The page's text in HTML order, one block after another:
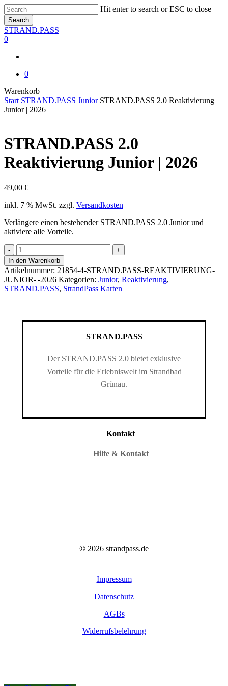
Skip
to
main
content
Hit enter to search or ESC to close
Search
Close
Search
STRAND.PASS
0
0
WarenkorbClose
Cart
Start STRAND.PASS Junior STRAND.PASS 2.0 Reaktivierung
Junior | 2026
STRAND.PASS 2.0
Reaktivierung Junior | 2026
49,00 €
inkl. 7 % MwSt. zzgl. Versandkosten
Verlängere einen bestehender STRAND.PASS 2.0 Junior und
aktiviere alle Vorteile.
STRAND.PASS
2.0
Reaktivierung
Junior
|
2026
In den Warenkorb
Artikelnummer: 21854-4-STRAND.PASS-REAKTIVIERUNG-
JUNIOR-|-2026 Kategorien: Junior, Reaktivierung,
STRAND.PASS, StrandPass Karten
STRAND.PASS
Der STRAND.PASS 2.0 bietet exklusive
Vorteile für die Erlebniswelt im Strandbad
Grünau.
Kontakt
Hilfe & Kontakt
© 2026 strandpass.de
Impressum
Datenschutz
AGBs
Widerrufsbelehrung